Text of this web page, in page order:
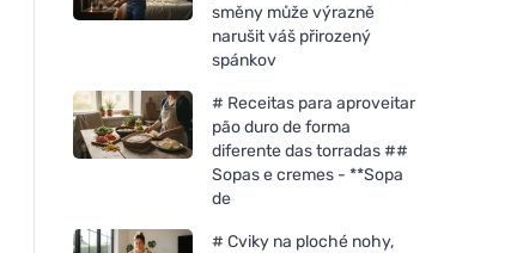
směny může výrazně
narušit váš přirozený
spánkov
# Receitas para aproveitar
pão duro de forma
diferente das torradas ##
Sopas e cremes - **Sopa
de
# Cviky na ploché nohy,